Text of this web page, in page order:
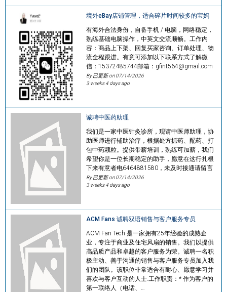
境外eBay店铺管理，适合碎片时间较多的宝妈
有海外合法身份，自备手机 / 电脑，网络稳定，
熟练基础电脑操作，中英文交流顺畅。工作内
容：商品上下架、回复买家咨询、订单处理、物
流全程跟进。有意可添加以下联系方式了解微
信：15372485744邮箱：gfint564@gmail.com
By 已更新 on07/14/2026
3 weeks 4 days ago
诚聘中医药助理
我们是一家中医针灸诊所，现请中医师助理，协
助医师进行辅助治疗，根据处方抓药、配药、打
包中药颗粒。提供带薪培训，熟练可加薪，我们
希望你是一位长期稳定的助手，愿意在这行扎根
下来有意者电6464881580，未及时接通请留言
By 已更新 on07/14/2026
3 weeks 4 days ago
ACM Fans 诚聘双语销售与客户服务专员
ACM Fan Tech 是一家拥有25年经验的成熟企
业，专注于商业及住宅风扇的销售。我们以提供
高品质产品和卓越的客户服务为荣。诚聘一名积
极主动、善于沟通的销售与客户服务专员加入我
们的团队。该职位非常适合有耐心、愿意学习并
喜欢与客户互动的人士.工作职责：* 作为客户的
第一联络人（电话、…